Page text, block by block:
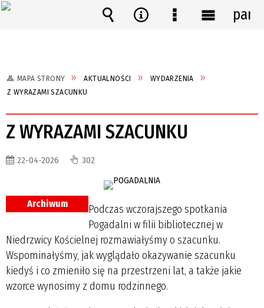
MAPA STRONY AKTUALNOŚCI
WYDARZENIA
Z WYRAZAMI SZACUNKU
Z WYRAZAMI SZACUNKU
22-04-2026 302
Archiwum
Podczas wczorajszego spotkania
Pogadalni w filii bibliotecznej w
Niedrzwicy Kościelnej rozmawiałyśmy o szacunku.
Wspominałyśmy, jak wyglądało okazywanie szacunku
kiedyś i co zmieniło się na przestrzeni lat, a także jakie
wzorce wynosimy z domu rodzinnego.